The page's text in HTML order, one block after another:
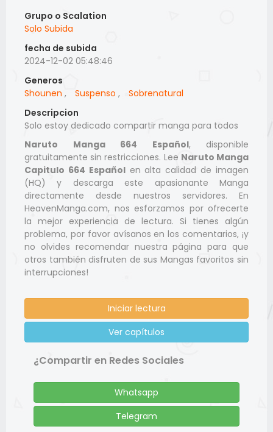
Grupo o Scalation
Solo Subida
fecha de subida
2024-12-02 05:48:46
Generos
Shounen , Suspenso ,
Sobrenatural
Descripcion
Solo estoy dedicado compartir manga para todos
Naruto Manga 664 Español, disponible
gratuitamente sin restricciones. Lee Naruto Manga
Capitulo 664 Españolen alta calidad de imagen
(HQ) y descarga este apasionante Manga
directamente desde nuestros servidores. En
HeavenManga.com, nos esforzamos por ofrecerte
la mejor experiencia de lectura. Si tienes algún
problema, por favor avísanos en los comentarios, ¡y
no olvides recomendar nuestra página para que
otros también disfruten de sus Mangas favoritos sin
interrupciones!
Iniciar lectura
Ver capítulos
¿Compartir en Redes Sociales
Whatsapp
Telegram